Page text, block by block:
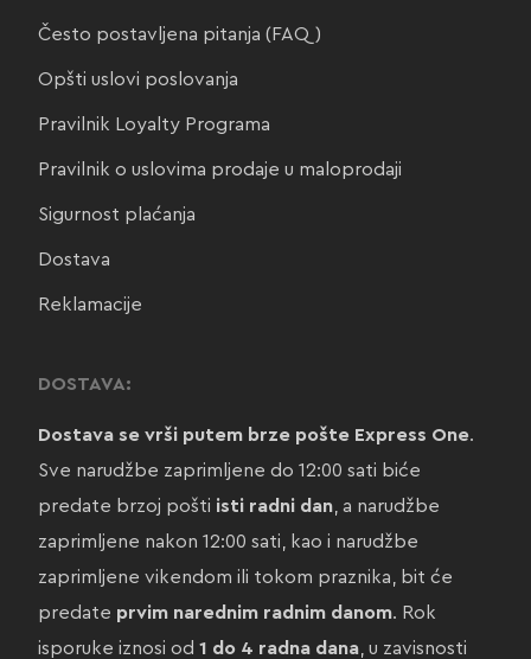
Često postavljena pitanja (FAQ)
Opšti uslovi poslovanja
Pravilnik Loyalty Programa
Pravilnik o uslovima prodaje u maloprodaji
Sigurnost plaćanja
Dostava
Reklamacije
DOSTAVA:
Dostava se vrši putem brze pošte Express One.
Sve narudžbe zaprimljene do 12:00 sati biće
predate brzoj pošti isti radni dan, a narudžbe
zaprimljene nakon 12:00 sati, kao i narudžbe
zaprimljene vikendom ili tokom praznika, bit će
predate prvim narednim radnim danom. Rok
isporuke iznosi od 1 do 4 radna dana, u zavisnosti